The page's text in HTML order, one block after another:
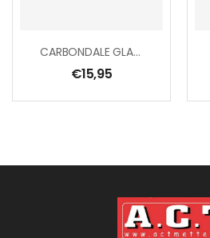
CARBONDALE GLASSES
€15,95